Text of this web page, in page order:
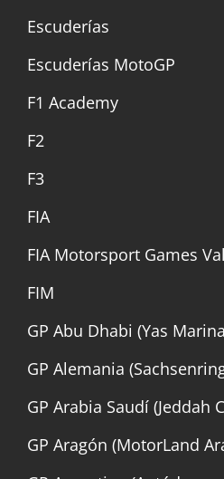
Escuderías
Escuderías MotoGP
F1 Academy
F2
F3
FIA
FIA Motorsport Games
FIM
GP Abu Dhabi (Yas
GP Alemania
GP Arabia Saudí (Jeddah
GP Aragón (MotorLand